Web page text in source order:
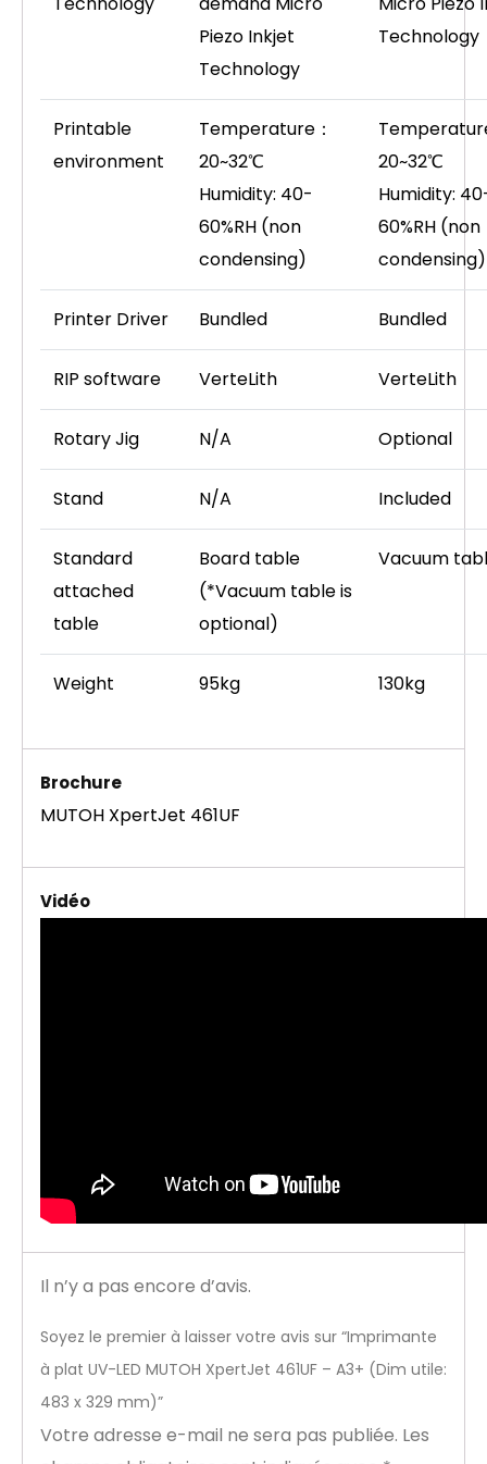
Piezo Inkjet
Technology
Technology
Printable
environment
Temperature：
20~32℃
Humidity: 40-
60%RH (non
condensing)
20~32℃
Humidity:
60%RH (non
condensing)
Printer Driver Bundled Bundled
RIP software VerteLith VerteLith
Rotary Jig N/A Optional
Stand N/A Included
Standard
attached
table
Board table
(*Vacuum table is
optional)
Vacuum
Weight 95kg 130kg
Brochure
MUTOH XpertJet 461UF
Vidéo
Il n’y a pas encore d’avis.
Soyez le premier à laisser votre avis sur “Imprimante
à plat UV-LED MUTOH XpertJet 461UF – A3+ (Dim utile:
483 x 329 mm)”
Votre adresse e-mail ne sera pas publiée. Les